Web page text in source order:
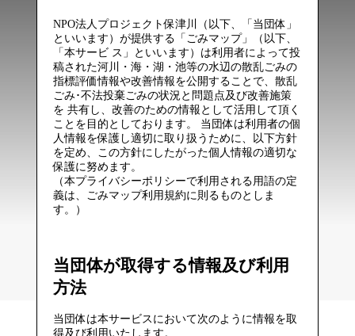
NPO法人プロジェクト保津川（以下、「当団体」
といいます）が提供する「ごみマップ」（以下、
「本サービ ス」といいます）は利用者によって投
稿された河川・海・湖・池等の水辺の散乱ごみの
指標評価情報や改善情報を公開することで、散乱
ごみ･不法投棄ごみの状況と問題点及び改善施策
を 共有し、改善のための情報として活用して頂く
ことを目的としております。 当団体は利用者の個
人情報を保護し適切に取り扱うために、以下方針
を定め、この方針にしたがった個人情報の適切な
保護に努めます。
（本プライバシーポリシーで利用される用語の定
義は、ごみマップ利用規約に則るものとしま
す。）
当団体が取得する情報及び利用
方法
当団体は本サービスにおいて次のように情報を取
得及び利用いたします。